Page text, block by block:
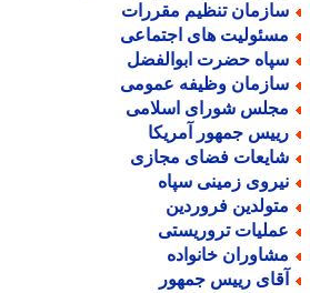
تنظیم مقررات
های اجتماعی
حضرت ابوالفضل
وظیفه عمومی
شورای اسلامی
جمهور آمریکا
فضای مجازی
زمینی سپاه
فروردین
تروریستی
خانواده
رییس جمهور